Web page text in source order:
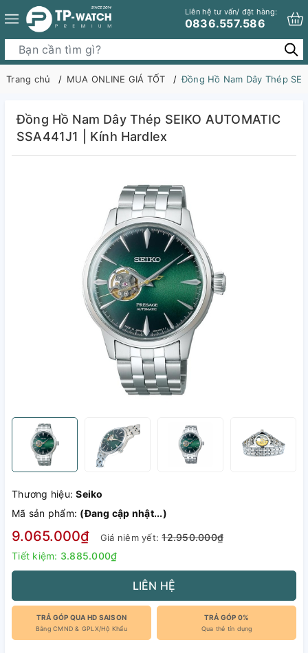
Liên hệ tư vấn/ đặt hàng:
0836.557.586
Trang chủ MUA ONLINE GIÁ TỐT Đồng Hồ Nam Dây Thép
Đồng Hồ Nam Dây Thép SEIKO AUTOMATIC
SSA441J1 | Kính Hardlex
Thương hiệu:Seiko
Mã sản phẩm: (Đang cập nhật...)
9.065.000₫ Giá niêm yết:12.950.000₫
Tiết kiệm: 3.885.000₫
LIÊN HỆ
TRẢ GÓP QUA HD SAISON
Bằng CMND & GPLX/Hộ Khẩu
TRẢ GÓP 0%
Qua thẻ tín dụng